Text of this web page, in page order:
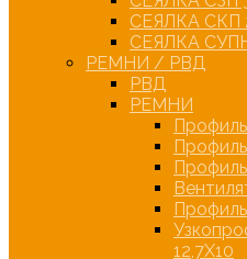
СЕЯЛКА СКП
СЕЯЛКА
РЕМНИ / РВД
РВД
РЕМНИ
12,7Х10